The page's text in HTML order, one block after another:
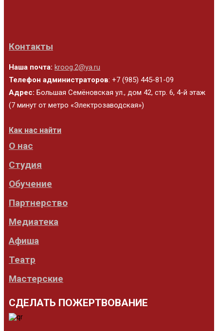
Контакты
Наша почта: kroog.2@ya.ru
Телефон администраторов: +7 (985) 445-81-09
Адрес: Большая Семёновская ул., дом 42, стр. 6, 4-й этаж
(7 минут от метро «Электрозаводская»)
Как нас найти
О нас
Студия
Обучение
Партнерство
Медиатека
Афиша
Театр
Мастерские
СДЕЛАТЬ ПОЖЕРТВОВАНИЕ